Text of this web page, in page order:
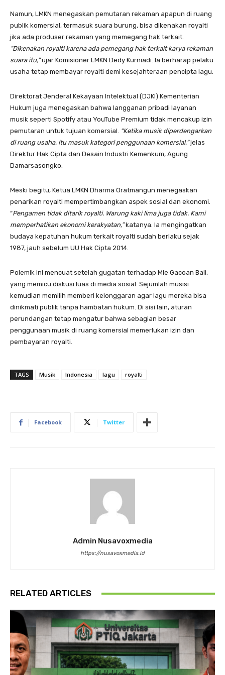
Namun, LMKN menegaskan pemutaran rekaman apapun di ruang
publik komersial, termasuk suara burung, bisa dikenakan royalti
jika ada produser rekaman yang memegang hak terkait.
“Dikenakan royalti karena ada pemegang hak terkait karya rekaman
suara itu,”ujar Komisioner LMKN Dedy Kurniadi. Ia berharap pelaku
usaha tetap membayar royalti demi kesejahteraan pencipta lagu.
Direktorat Jenderal Kekayaan Intelektual (DJKI) Kementerian
Hukum juga menegaskan bahwa langganan pribadi layanan
musik seperti Spotify atau YouTube Premium tidak mencakup izin
pemutaran untuk tujuan komersial. “Ketika musik diperdengarkan
di ruang usaha, itu masuk kategori penggunaan komersial,”jelas
Direktur Hak Cipta dan Desain Industri Kemenkum, Agung
Damarsasongko.
Meski begitu, Ketua LMKN Dharma Oratmangun menegaskan
penarikan royalti mempertimbangkan aspek sosial dan ekonomi.
“Pengamen tidak ditarik royalti. Warung kaki lima juga tidak. Kami
memperhatikan ekonomi kerakyatan,”katanya. Ia mengingatkan
budaya kepatuhan hukum terkait royalti sudah berlaku sejak
1987, jauh sebelum UU Hak Cipta 2014.
Polemik ini mencuat setelah gugatan terhadap Mie Gacoan Bali,
yang memicu diskusi luas di media sosial. Sejumlah musisi
kemudian memilih memberi kelonggaran agar lagu mereka bisa
dinikmati publik tanpa hambatan hukum. Di sisi lain, aturan
perundangan tetap mengatur bahwa sebagian besar
penggunaan musik di ruang komersial memerlukan izin dan
pembayaran royalti.
TAGS Musik Indonesia lagu royalti
Facebook Twitter
Admin Nusavoxmedia
https://nusavoxmedia.id
RELATED ARTICLES